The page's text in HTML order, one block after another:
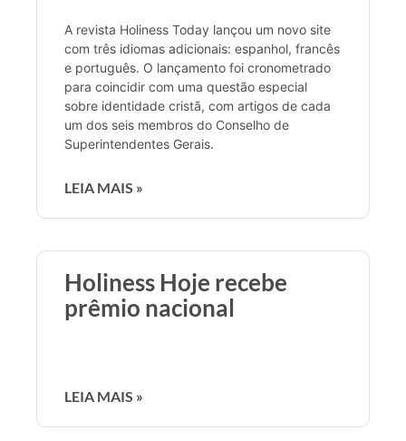
A revista Holiness Today lançou um novo site
com três idiomas adicionais: espanhol, francês
e português. O lançamento foi cronometrado
para coincidir com uma questão especial
sobre identidade cristã, com artigos de cada
um dos seis membros do Conselho de
Superintendentes Gerais.
LEIA MAIS »
Holiness Hoje recebe
prêmio nacional
LEIA MAIS »